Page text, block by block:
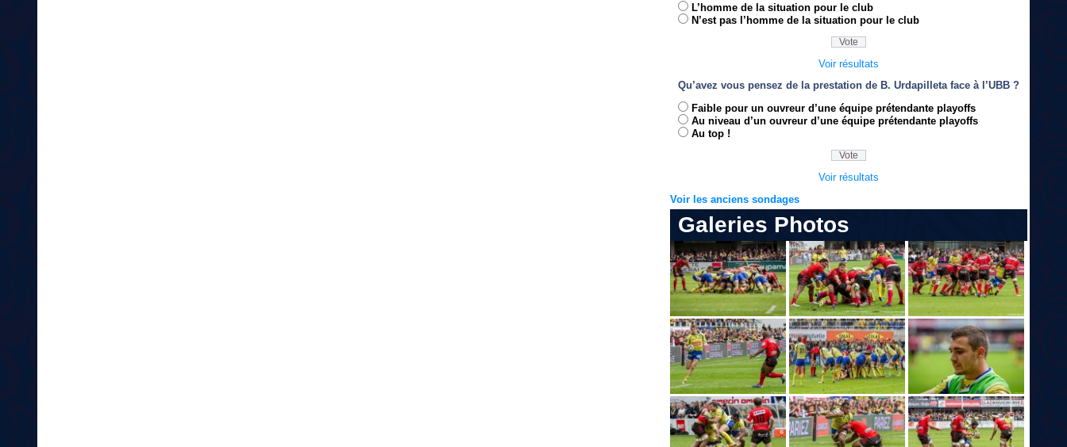
L’homme de la situation pour le club
N’est pas l’homme de la situation pour le club
Voir résultats
Qu’avez vous pensez de la prestation de B. Urdapilleta face à l’UBB ?
Faible pour un ouvreur d’une équipe prétendante playoffs
Au niveau d’un ouvreur d’une équipe prétendante playoffs
Au top !
Voir résultats
Voir les anciens sondages
Galeries Photos